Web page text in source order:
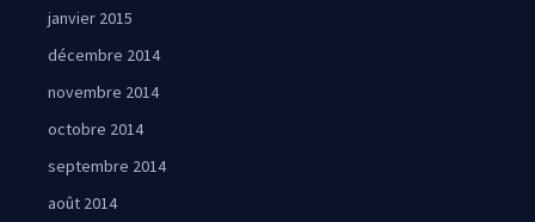
janvier 2015
décembre 2014
novembre 2014
octobre 2014
septembre 2014
août 2014